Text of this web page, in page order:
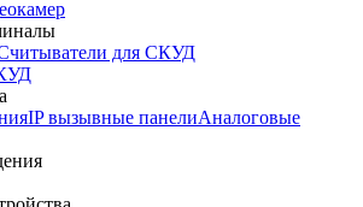
для СКУД
IP вызывные панелиАналоговые